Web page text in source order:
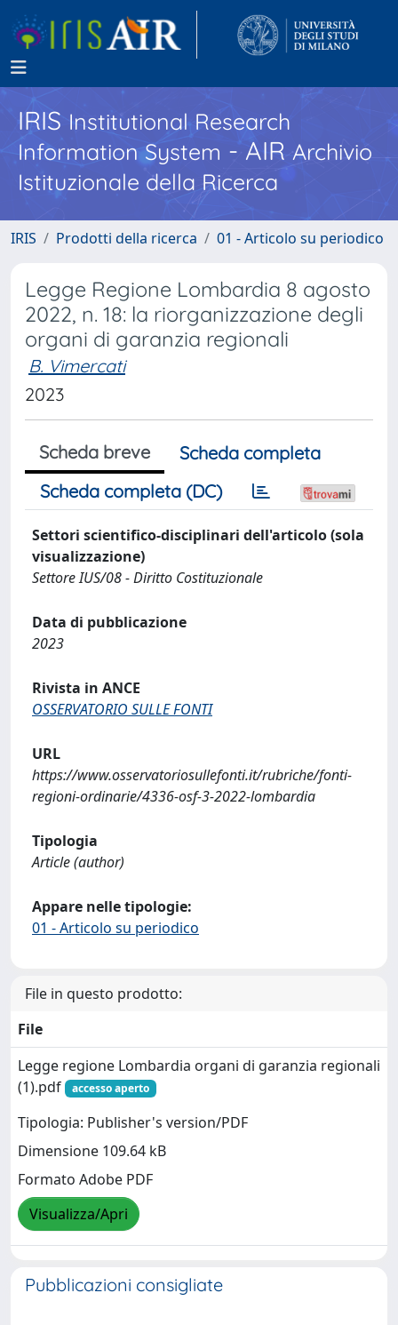
IRISInstitutional Research
Information System - AIR Archivio
Istituzionale della Ricerca
IRIS Prodotti della ricerca 01 - Articolo su periodico
Legge Regione Lombardia 8 agosto
2022, n. 18: la riorganizzazione degli
organi di garanzia regionali
B. Vimercati
2023
Scheda breve
Scheda completa
Scheda completa (DC)
Settori scientifico-disciplinari dell'articolo (sola
visualizzazione)
Settore IUS/08 - Diritto Costituzionale
Data di pubblicazione
2023
Rivista in ANCE
OSSERVATORIO SULLE FONTI
URL
https://www.osservatoriosullefonti.it/rubriche/fonti-
regioni-ordinarie/4336-osf-3-2022-lombardia
Tipologia
Article (author)
Appare nelle tipologie:
01 - Articolo su periodico
File in questo prodotto:
File
Legge regione Lombardia organi di garanzia regionali
(1).pdf
accesso aperto
Tipologia: Publisher's version/PDF
Dimensione 109.64 kB
Formato Adobe PDF
Visualizza/Apri
Pubblicazioni consigliate